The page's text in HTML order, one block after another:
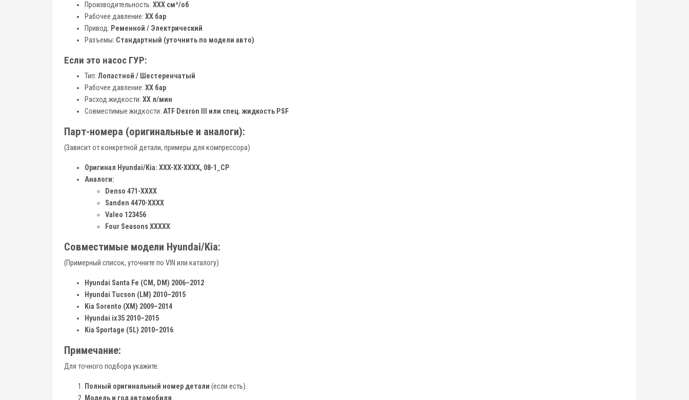
Производительность: XXX см³/об
Рабочее давление: XX бар
Привод: Ременной / Электрический
Разъемы: Стандартный (уточнить по модели авто)
Если это насос ГУР:
Тип: Лопастной / Шестеренчатый
Рабочее давление: XX бар
Расход жидкости: XX л/мин
Совместимые жидкости: ATF Dexron III или спец. жидкость PSF
Парт-номера (оригинальные и аналоги):
(Зависит от конкретной детали, примеры для компрессора)
Оригинал Hyundai/Kia: XXX-XX-XXXX, 08-1_CP
Аналоги:
Denso 471-XXXX
Sanden 4470-XXXX
Valeo 123456
Four Seasons XXXXX
Совместимые модели Hyundai/Kia:
(Примерный список, уточните по VIN или каталогу)
Hyundai Santa Fe (CM, DM) 2006–2012
Hyundai Tucson (LM) 2010–2015
Kia Sorento (XM) 2009–2014
Hyundai ix35 2010–2015
Kia Sportage (SL) 2010–2016
Примечание:
Для точного подбора укажите:
Полный оригинальный номер детали (если есть).
Модель и год автомобиля.